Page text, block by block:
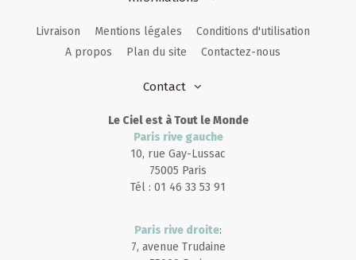
Livraison Mentions légales
Conditions d'utilisation
A propos
Plan du site Contactez-nous
Contact
Le Ciel est à Tout le Monde
Paris rive gauche
10, rue Gay-Lussac
75005 Paris
Tél : 01 46 33 53 91
Paris rive droite:
7, avenue Trudaine